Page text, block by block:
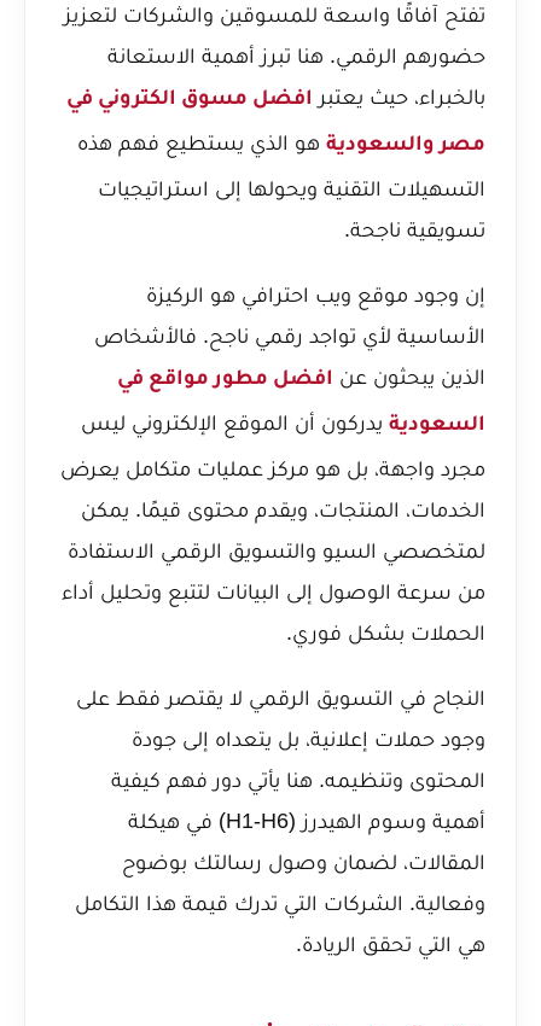
تفتح آفاقًا واسعة للمسوقين والشركات لتعزيز
حضورهم الرقمي. هنا تبرز أهمية الاستعانة
بالخبراء، حيث يعتبر افضل مسوق الكتروني في
مصر والسعودية هو الذي يستطيع فهم هذه
التسهيلات التقنية ويحولها إلى استراتيجيات
تسويقية ناجحة.
إن وجود موقع ويب احترافي هو الركيزة
الأساسية لأي تواجد رقمي ناجح. فالأشخاص
الذين يبحثون عن افضل مطور مواقع في
السعودية يدركون أن الموقع الإلكتروني ليس
مجرد واجهة، بل هو مركز عمليات متكامل يعرض
الخدمات، المنتجات، ويقدم محتوى قيمًا. يمكن
لمتخصصي السيو والتسويق الرقمي الاستفادة
من سرعة الوصول إلى البيانات لتتبع وتحليل أداء
الحملات بشكل فوري.
النجاح في التسويق الرقمي لا يقتصر فقط على
وجود حملات إعلانية، بل يتعداه إلى جودة
المحتوى وتنظيمه. هنا يأتي دور فهم كيفية
أهمية وسوم الهيدرز (H1-H6) في هيكلة
المقالات، لضمان وصول رسالتك بوضوح
وفعالية. الشركات التي تدرك قيمة هذا التكامل
هي التي تحقق الريادة.